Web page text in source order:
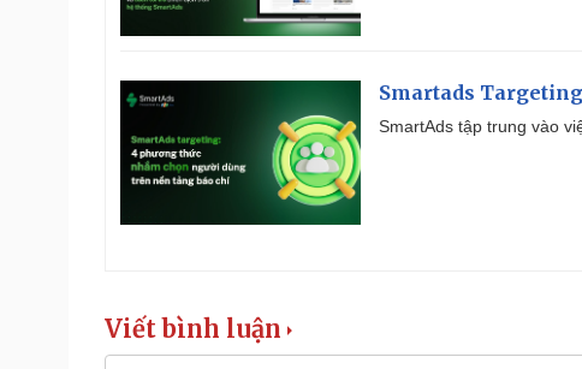
Smartads
SmartAds tập trung vào
Viết bình luận